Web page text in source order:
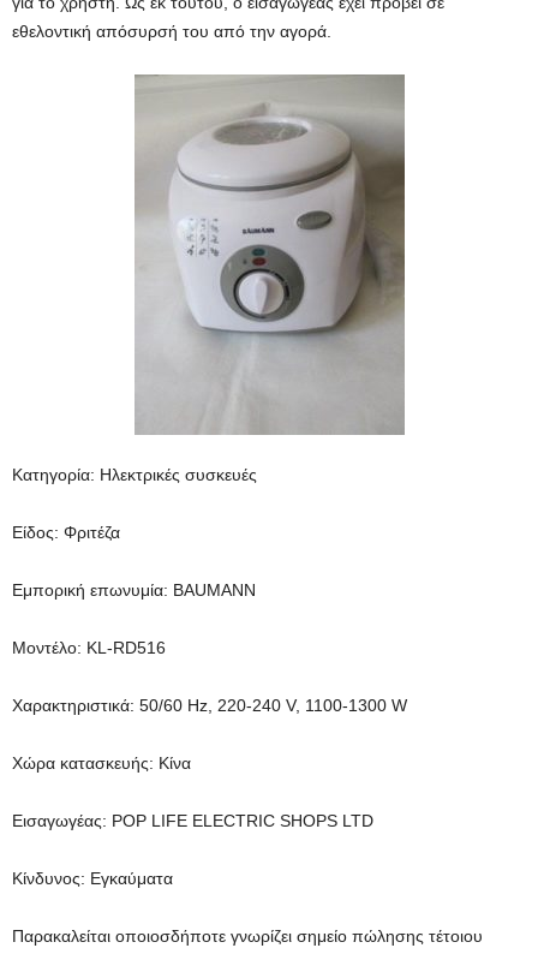
εθελοντική απόσυρσή του από την αγορά.
Κατηγορία: Ηλεκτρικές συσκευές
Είδος: Φριτέζα
Εμπορική επωνυμία: BAUMANN
Μοντέλο: KL-RD516
Χαρακτηριστικά: 50/60 Hz, 220-240 V, 1100-1300 W
Χώρα κατασκευής: Κίνα
Εισαγωγέας: POP LIFE ELECTRIC SHOPS LTD
Κίνδυνος: Εγκαύματα
Παρακαλείται οποιοσδήποτε γνωρίζει σημείο πώλησης τέτοιου